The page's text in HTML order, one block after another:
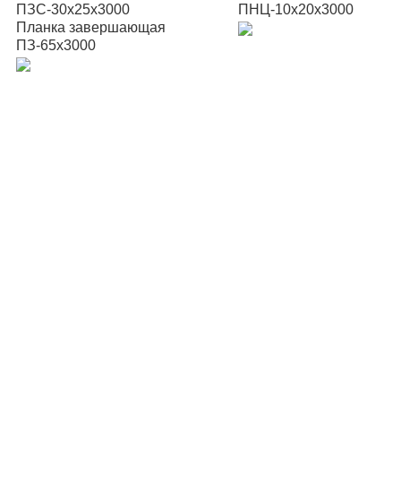
ПЗС-30х25х3000
Планка завершающая
ПЗ-65х3000
ПНЦ-10х20х3000